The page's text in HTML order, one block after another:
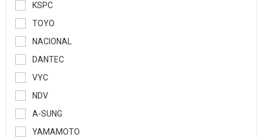
KSPC
TOYO
NACIONAL
DANTEC
VYC
NDV
A-SUNG
YAMAMOTO